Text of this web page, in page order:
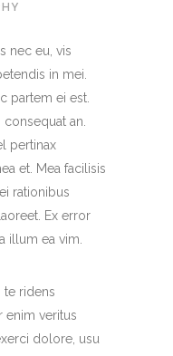
nec eu, vis
in mei.
partem ei est.
an.
pertinax
et. Mea facilisis
rationibus
Ex error
illum ea vim.
te ridens
enim veritus
dolore, usu